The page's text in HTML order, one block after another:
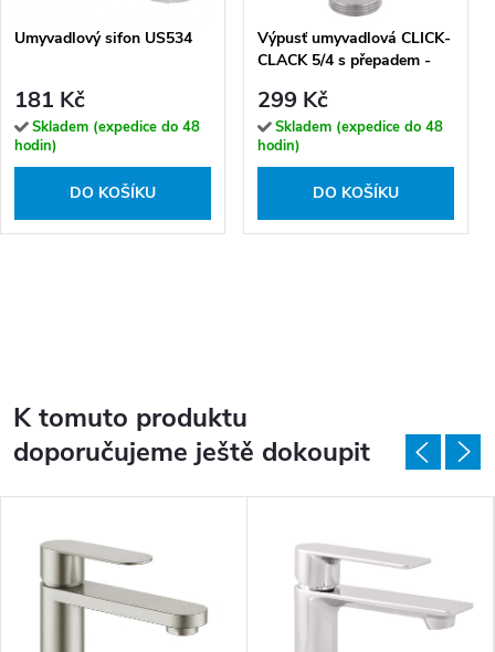
Umyvadlový sifon US534
181 Kč
Skladem (expedice do 48
hodin)
DO KOŠÍKU
Výpusť umyvadlová CLICK-
CLACK 5/4 s přepadem -
299 Kč
Skladem (expedice do 48
hodin)
DO KOŠÍKU
K tomuto produktu
doporučujeme ještě dokoupit